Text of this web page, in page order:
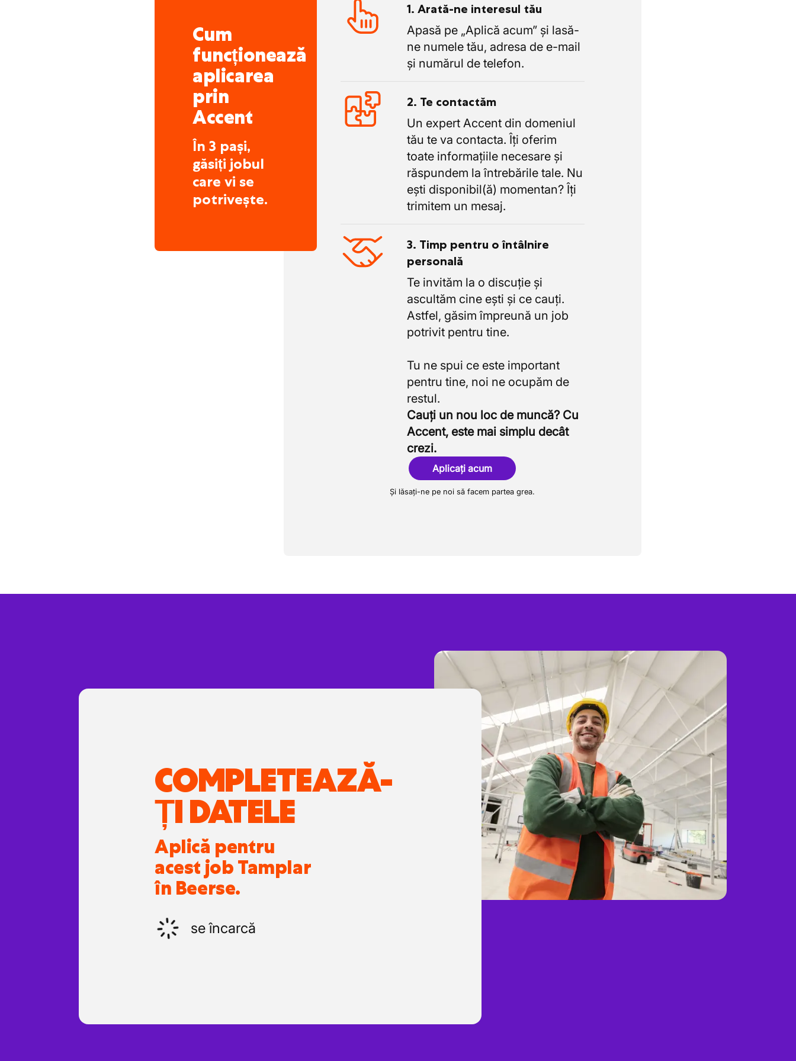
Cum
funcționează
aplicarea
prin
Accent
În 3 pași,
găsiți jobul
care vi se
potrivește.
1. Arată-ne interesul tău
Apasă pe „Aplică acum” și lasă-
ne numele tău, adresa de e-mail
și numărul de telefon.
2. Te contactăm
Un expert Accent din domeniul
tău te va contacta. Îți oferim
toate informațiile necesare și
răspundem la întrebările tale. Nu
ești disponibil(ă) momentan? Îți
trimitem un mesaj.
3. Timp pentru o întâlnire
personală
Te invităm la o discuție și
ascultăm cine ești și ce cauți.
Astfel, găsim împreună un job
potrivit pentru tine.
Tu ne spui ce este important
pentru tine, noi ne ocupăm de
Cauți un nou loc de muncă? Cu
Accent, este mai simplu decât
crezi.
Aplicați acum
Și lăsați-ne pe noi să facem partea grea.
COMPLETEAZĂ-
ȚI DATELE
Aplică pentru
acest job Tamplar
în Beerse.
se încarcă